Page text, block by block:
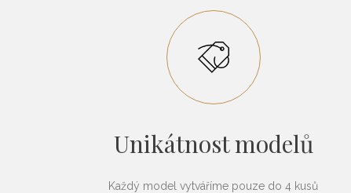
Unikátnost modelů
Každý model vytváříme pouze do 4 kusů